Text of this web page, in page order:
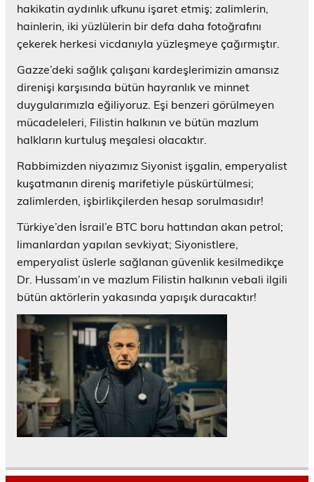
hakikatin aydınlık ufkunu işaret etmiş; zalimlerin,
hainlerin, iki yüzlülerin bir defa daha fotoğrafını
çekerek herkesi vicdanıyla yüzleşmeye çağırmıştır.
Gazze’deki sağlık çalışanı kardeşlerimizin amansız
direnişi karşısında bütün hayranlık ve minnet
duygularımızla eğiliyoruz. Eşi benzeri görülmeyen
mücadeleleri, Filistin halkının ve bütün mazlum
halkların kurtuluş meşalesi olacaktır.
Rabbimizden niyazımız Siyonist işgalin, emperyalist
kuşatmanın direniş marifetiyle püskürtülmesi;
zalimlerden, işbirlikçilerden hesap sorulmasıdır!
Türkiye’den İsrail’e BTC boru hattından akan petrol;
limanlardan yapılan sevkiyat; Siyonistlere,
emperyalist üslerle sağlanan güvenlik kesilmedikçe
Dr. Hussam’ın ve mazlum Filistin halkının vebali ilgili
bütün aktörlerin yakasında yapışık duracaktır!